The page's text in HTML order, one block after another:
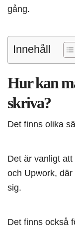
gång.
Innehåll
Hur kan
skriva?
Det finns olika
Det är vanligt
och Upwork,
sig.
Det finns också